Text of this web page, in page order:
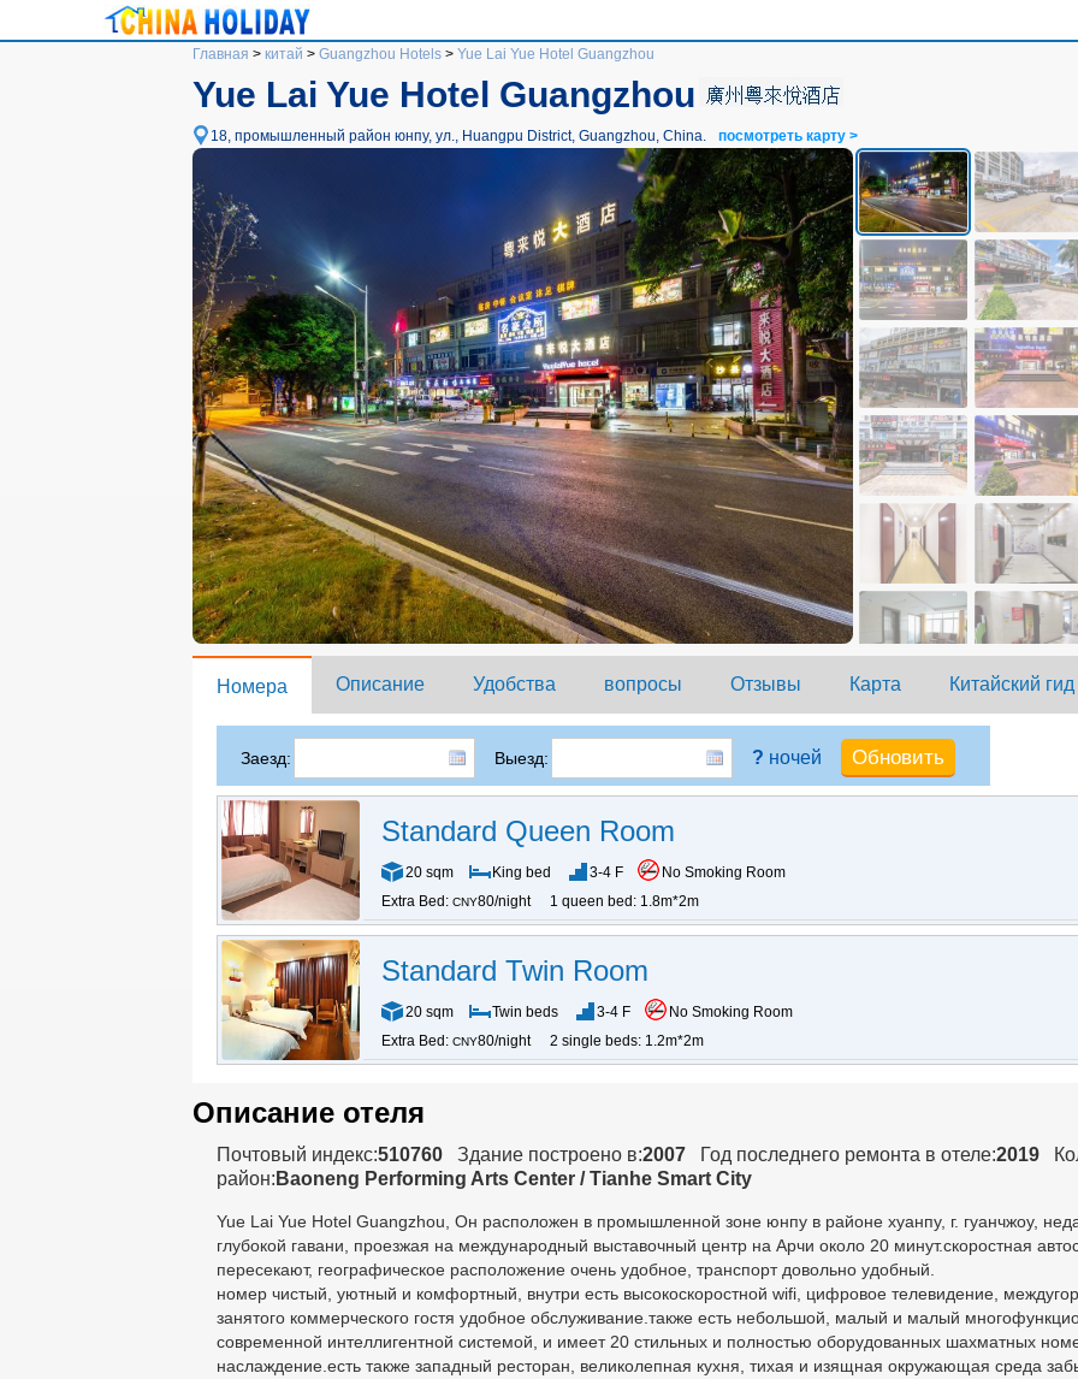
Главная > китай > Guangzhou Hotels> Yue Lai Yue Hotel Guangzhou
Yue Lai Yue Hotel Guangzhou
18, промышленный район юнпу, ул., Huangpu District, Guangzhou, China. посмотреть карту >
Номера Описание Удобства вопросы Отзывы Карта Китайский гид
Заезд: Выезд: ? ночей
Standard Queen Room
20 sqm King bed 3-4 F
No Smoking Room
Extra Bed: CNY80/night 1 queen bed: 1.8m*2m
Standard Twin Room
20 sqm Twin beds 3-4 F
No Smoking Room
Extra Bed: CNY80/night 2 single beds: 1.2m*2m
Описание отеля
Почтовый индекс:510760 Здание построено в:2007 Год последнего ремонта в отеле:2019
район: Baoneng Performing Arts Center / Tianhe Smart City
Yue Lai Yue Hotel Guangzhou , Он расположен в промышленной зоне юнпу в районе хуанпу, г. гуанчжоу,
глубокой гавани, проезжая на международный выставочный центр на Арчи около 20 минут.скоростная
пересекают, географическое расположение очень удобное, транспорт довольно удобный.
номер чистый, уютный и комфортный, внутри есть высокоскоростной wifi, цифровое телевидение,
занятого коммерческого гостя удобное обслуживание.также есть небольшой, малый и малый
современной интеллигентной системой, и имеет 20 стильных и полностью оборудованных шахматных
наслаждение.есть также западный ресторан, великолепная кухня, тихая и изящная окружающая среда